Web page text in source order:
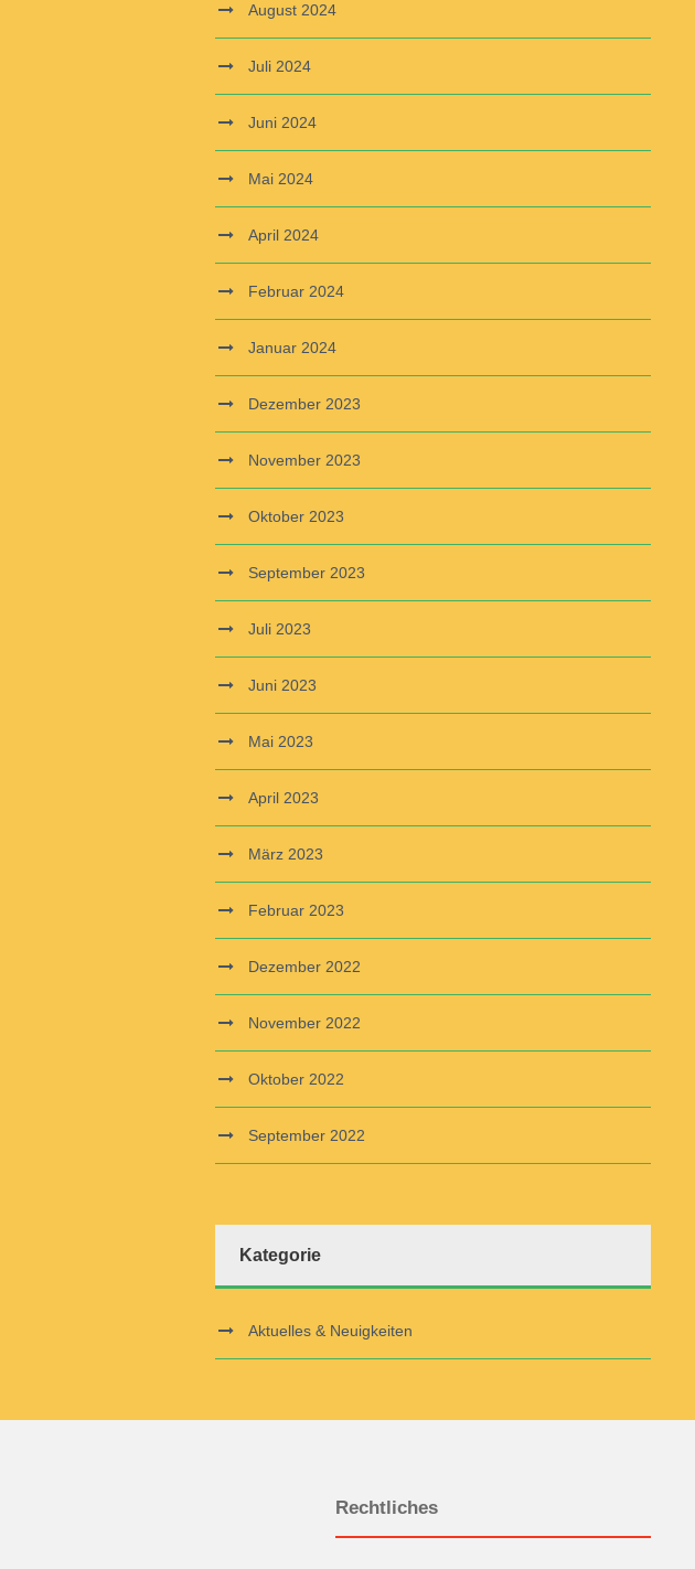
August 2024
Juli 2024
Juni 2024
Mai 2024
April 2024
Februar 2024
Januar 2024
Dezember 2023
November 2023
Oktober 2023
September 2023
Juli 2023
Juni 2023
Mai 2023
April 2023
März 2023
Februar 2023
Dezember 2022
November 2022
Oktober 2022
September 2022
Kategorie
Aktuelles & Neuigkeiten
Rechtliches